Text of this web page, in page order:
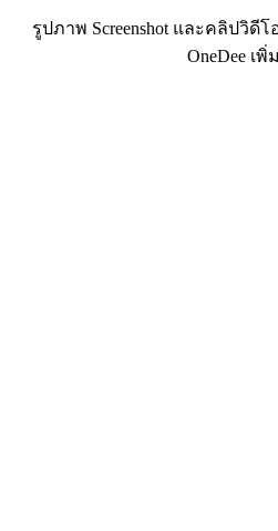
รูปภาพ Screenshot และคลิปวิดี
OneDee เพิ่